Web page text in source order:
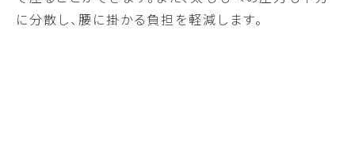
に分散し、腰に掛かる負担を軽減します。